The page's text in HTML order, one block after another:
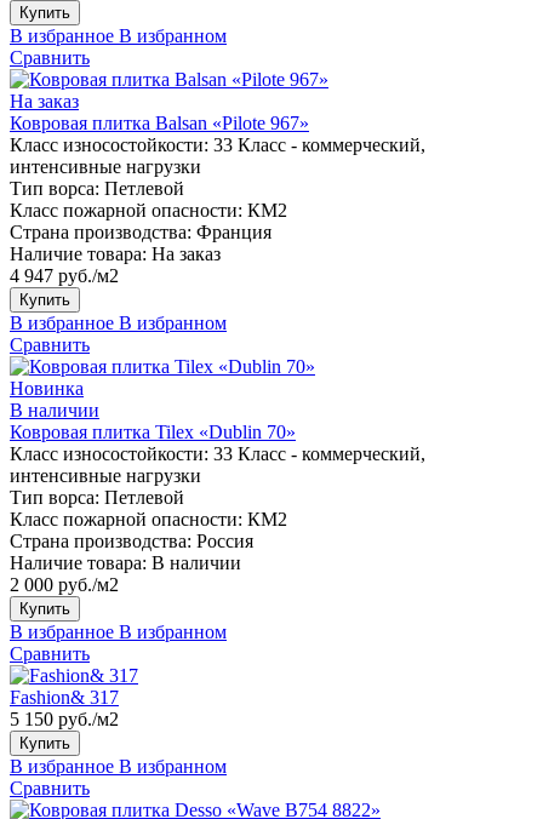
Купить
В избранное В избранном
Сравнить
На заказ
Ковровая плитка Balsan «Pilote 967»
Класс износостойкости: 33 Класс - коммерческий,
интенсивные нагрузки
Тип ворса: Петлевой
Класс пожарной опасности: КМ2
Страна производства: Франция
Наличие товара: На заказ
4 947 руб./м2
Купить
В избранное В избранном
Сравнить
Новинка
В наличии
Ковровая плитка Tilex «Dublin 70»
Класс износостойкости: 33 Класс - коммерческий,
интенсивные нагрузки
Тип ворса: Петлевой
Класс пожарной опасности: КМ2
Страна производства: Россия
Наличие товара: В наличии
2 000 руб./м2
Купить
В избранное В избранном
Сравнить
Fashion& 317
5 150 руб./м2
Купить
В избранное В избранном
Сравнить